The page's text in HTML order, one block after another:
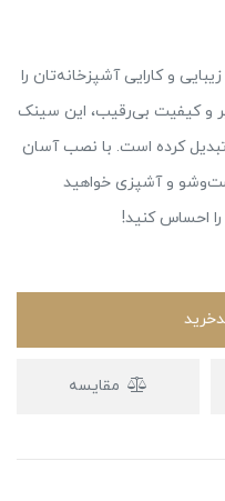
توکار مدل ۱۵ اخوان، زیبایی و کارایی آشپزخانه‌تان را
و کیفیت بی‌رقیب، این سینک
تبدیل کرده است. با نصب آسان
و آشپزی خواهید
احساس کنید!
مقایسه